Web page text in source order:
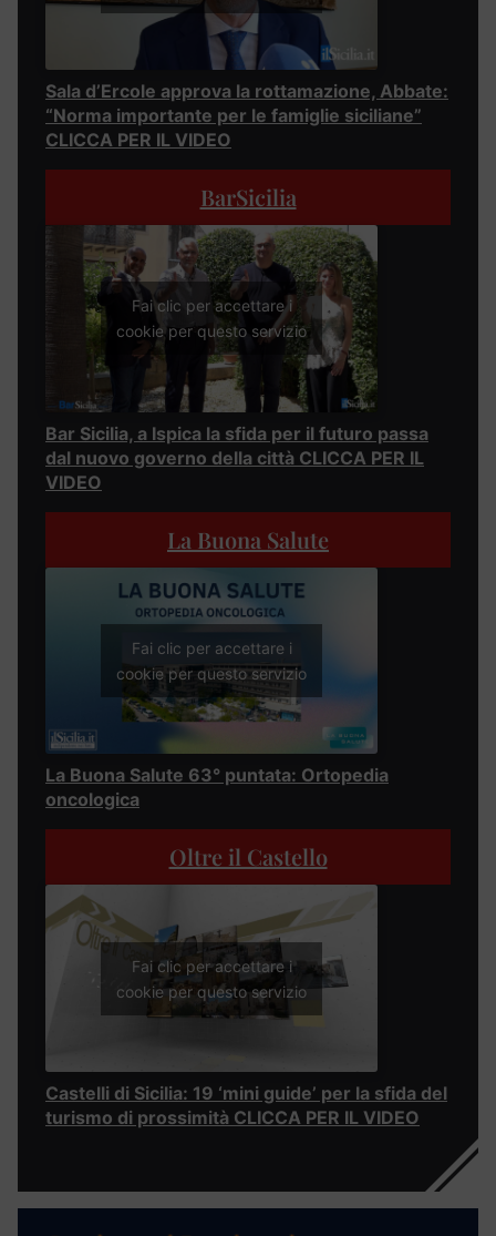
Sala d’Ercole approva la rottamazione, Abbate:
“Norma importante per le famiglie siciliane”
CLICCA PER IL VIDEO
BarSicilia
Fai clic per accettare i
cookie per questo servizio
Bar Sicilia, a Ispica la sfida per il futuro passa
dal nuovo governo della città CLICCA PER IL
VIDEO
La Buona Salute
Fai clic per accettare i
cookie per questo servizio
La Buona Salute 63° puntata: Ortopedia
oncologica
Oltre il Castello
Fai clic per accettare i
cookie per questo servizio
Castelli di Sicilia: 19 ‘mini guide’ per la sfida del
turismo di prossimità CLICCA PER IL VIDEO